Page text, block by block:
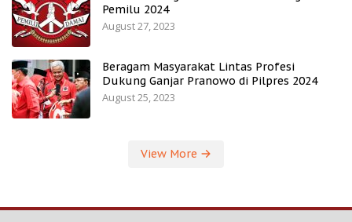
Pemilu 2024
August 27, 2023
Beragam Masyarakat Lintas Profesi
Dukung Ganjar Pranowo di Pilpres 2024
August 25, 2023
View More